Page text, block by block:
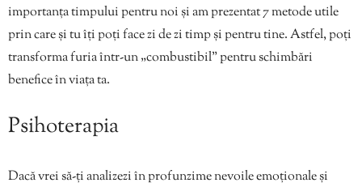
importanța timpului pentru noi și am prezentat 7 metode utile
prin care și tu îți poți face zi de zi timp și pentru tine. Astfel, poți
transforma furia într-un „combustibil” pentru schimbări
benefice în viața ta.
Psihoterapia
Dacă vrei să-ți analizezi în profunzime nevoile emoționale și